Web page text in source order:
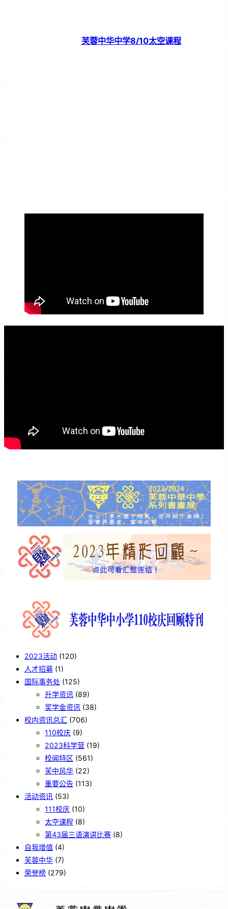
芙蓉中华中学8/10太空课程
2023活动 (120)
人才招募 (1)
国际事务处 (125)
升学资讯 (89)
奖学金资讯 (38)
校内资讯总汇 (706)
110校庆 (9)
2023科学营 (19)
校闻特区 (561)
芙中风华 (22)
重要公告 (113)
活动资讯 (53)
111校庆 (10)
太空课程 (8)
第43届三语演讲比赛 (8)
自我增值 (4)
芙蓉中华 (7)
荣誉榜 (279)